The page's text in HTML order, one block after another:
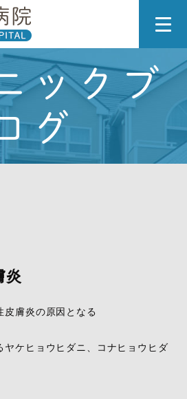
ックブ
グ
炎
膚炎の原因となる
ヤケヒョウヒダニ、コナヒョウヒダ